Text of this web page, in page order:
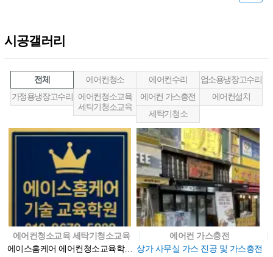
시공갤러리
전체 에어컨청소 에어컨수리
업소용냉장고수리
가정용냉장고수리
에어컨청소교육
세탁기청소교육
에어컨 가스충전
에어컨설치
세탁기청소
에어컨청소교육 세탁기청소교육
에이스홈케어 에어컨청소교육학원 사진
에어컨 가스충전
상가 사무실 가스 진공 및 가스충전